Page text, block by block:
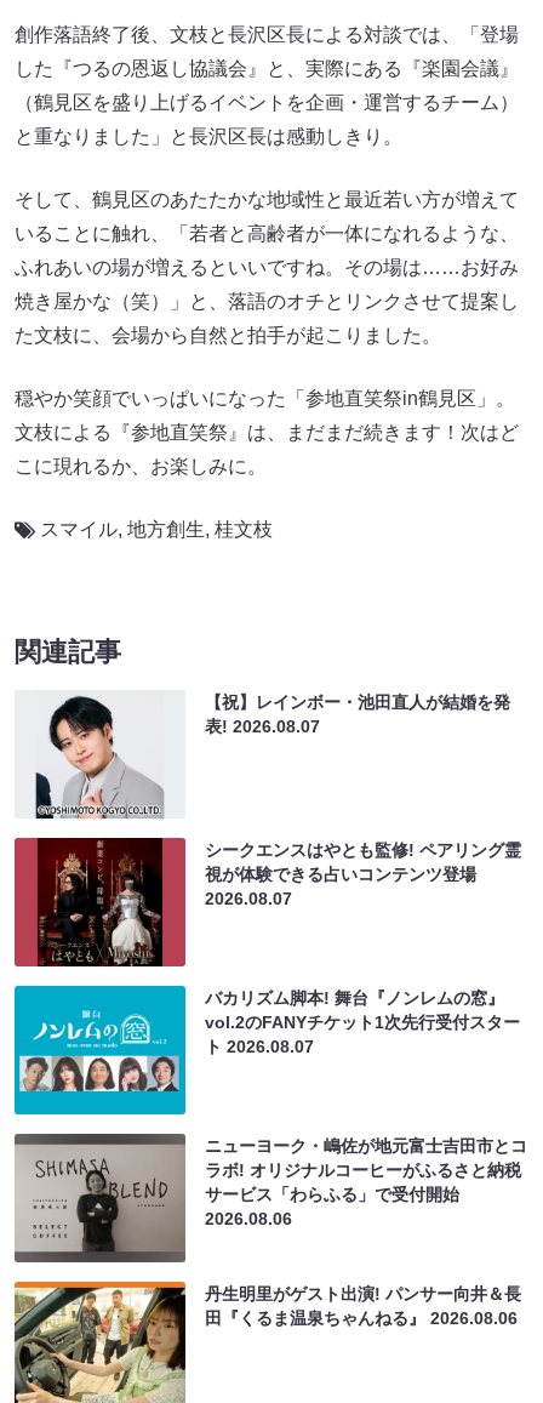
創作落語終了後、文枝と長沢区長による対談では、「登場
した『つるの恩返し協議会』と、実際にある『楽園会議』
（鶴見区を盛り上げるイベントを企画・運営するチーム）
と重なりました」と長沢区長は感動しきり。
そして、鶴見区のあたたかな地域性と最近若い方が増えて
いることに触れ、「若者と高齢者が一体になれるような、
ふれあいの場が増えるといいですね。その場は……お好み
焼き屋かな（笑）」と、落語のオチとリンクさせて提案し
た文枝に、会場から自然と拍手が起こりました。
穏やか笑顔でいっぱいになった「参地直笑祭in鶴見区」。
文枝による『参地直笑祭』は、まだまだ続きます！次はど
こに現れるか、お楽しみに。
スマイル, 地方創生, 桂文枝
関連記事
【祝】レインボー・池田直人が結婚を発
表!2026.08.07
シークエンスはやとも監修! ペアリング霊
視が体験できる占いコンテンツ登場
2026.08.07
バカリズム脚本! 舞台『ノンレムの窓』
vol.2のFANYチケット1次先行受付スター
ト2026.08.07
ニューヨーク・嶋佐が地元富士吉田市とコ
ラボ! オリジナルコーヒーがふるさと納税
サービス「わらふる」で受付開始
2026.08.06
丹生明里がゲスト出演! パンサー向井＆長
田『くるま温泉ちゃんねる』2026.08.06